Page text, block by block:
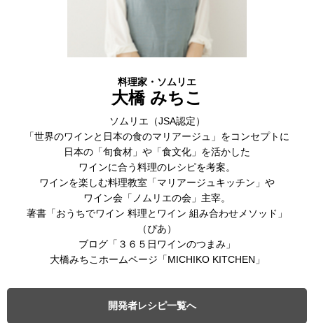
料理家・ソムリエ
大橋 みちこ
ソムリエ（JSA認定）
「世界のワインと日本の食のマリアージュ」をコンセプトに
日本の「旬食材」や「食文化」を活かした
ワインに合う料理のレシピを考案。
ワインを楽しむ料理教室「マリアージュキッチン」や
ワイン会「ノムリエの会」主宰。
著書「おうちでワイン 料理とワイン 組み合わせメソッド」
（ぴあ）
ブログ「３６５日ワインのつまみ」
大橋みちこホームページ「MICHIKO KITCHEN」
開発者レシピ一覧へ